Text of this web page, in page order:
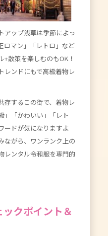
アップ浅草は季節によっ
ロマン」「レトロ」など
+散策を楽しむのもOK！
レンドにもで高級着物レ
存するこの街で、着物レ
」「かわいい」「レト
ードが気になりますよ
ながら、ワンランク上の
レンタル令和服を専門的
クポイント＆